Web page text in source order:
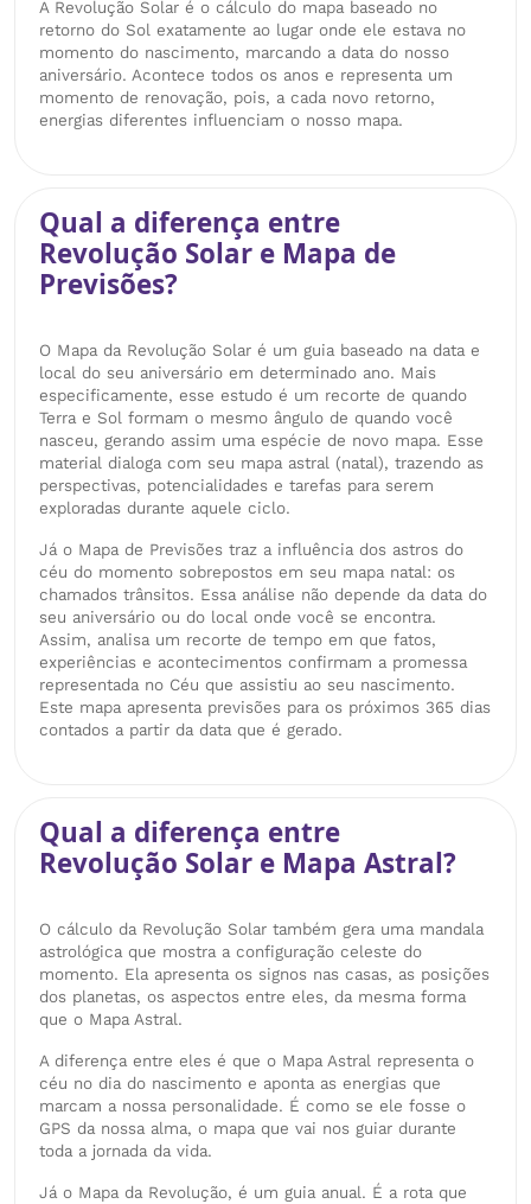
A Revolução Solar é o cálculo do mapa baseado no
retorno do Sol exatamente ao lugar onde ele estava no
momento do nascimento, marcando a data do nosso
aniversário. Acontece todos os anos e representa um
momento de renovação, pois, a cada novo retorno,
energias diferentes influenciam o nosso mapa.
Qual a diferença entre
Revolução Solar e Mapa de
Previsões?
O Mapa da Revolução Solar é um guia baseado na data e
local do seu aniversário em determinado ano. Mais
especificamente, esse estudo é um recorte de quando
Terra e Sol formam o mesmo ângulo de quando você
nasceu, gerando assim uma espécie de novo mapa. Esse
material dialoga com seu mapa astral (natal), trazendo as
perspectivas, potencialidades e tarefas para serem
exploradas durante aquele ciclo.
Já o Mapa de Previsões traz a influência dos astros do
céu do momento sobrepostos em seu mapa natal: os
chamados trânsitos. Essa análise não depende da data do
seu aniversário ou do local onde você se encontra.
Assim, analisa um recorte de tempo em que fatos,
experiências e acontecimentos confirmam a promessa
representada no Céu que assistiu ao seu nascimento.
Este mapa apresenta previsões para os próximos 365 dias
contados a partir da data que é gerado.
Qual a diferença entre
Revolução Solar e Mapa Astral?
O cálculo da Revolução Solar também gera uma mandala
astrológica que mostra a configuração celeste do
momento. Ela apresenta os signos nas casas, as posições
dos planetas, os aspectos entre eles, da mesma forma
que o Mapa Astral.
A diferença entre eles é que o Mapa Astral representa o
céu no dia do nascimento e aponta as energias que
marcam a nossa personalidade. É como se ele fosse o
GPS da nossa alma, o mapa que vai nos guiar durante
toda a jornada da vida.
Já o Mapa da Revolução, é um guia anual. É a rota que